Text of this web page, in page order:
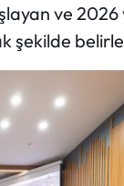
ve 2026
şekilde